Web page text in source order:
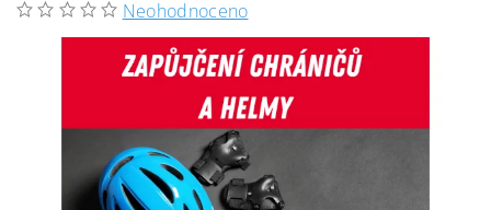
Neohodnoceno